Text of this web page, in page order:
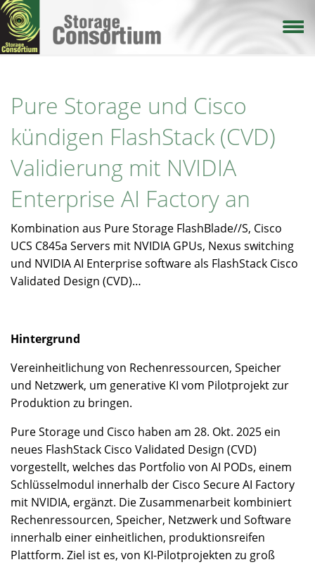
Direkt
zum
Inhalt
Pure Storage und Cisco
kündigen FlashStack (CVD)
Validierung mit NVIDIA
Enterprise AI Factory an
Kombination aus Pure Storage FlashBlade//S, Cisco
UCS C845a Servers mit NVIDIA GPUs, Nexus switching
und NVIDIA AI Enterprise software als FlashStack Cisco
Validated Design (CVD)…
Hintergrund
Vereinheitlichung von Rechenressourcen, Speicher
und Netzwerk, um generative KI vom Pilotprojekt zur
Produktion zu bringen.
Pure Storage und Cisco haben am 28. Okt. 2025 ein
neues FlashStack Cisco Validated Design (CVD)
vorgestellt, welches das Portfolio von AI PODs, einem
Schlüsselmodul innerhalb der Cisco Secure AI Factory
mit NVIDIA, ergänzt. Die Zusammenarbeit kombiniert
Rechenressourcen, Speicher, Netzwerk und Software
innerhalb einer einheitlichen, produktionsreifen
Plattform. Ziel ist es, von KI-Pilotprojekten zu groß